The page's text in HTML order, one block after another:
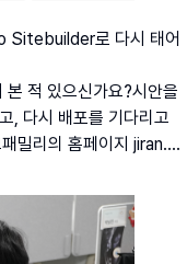
Sitebuilder로 다시 태어
적 있으신가요?시안을
, 다시 배포를 기다리고
밀리의 홈페이지 jiran....